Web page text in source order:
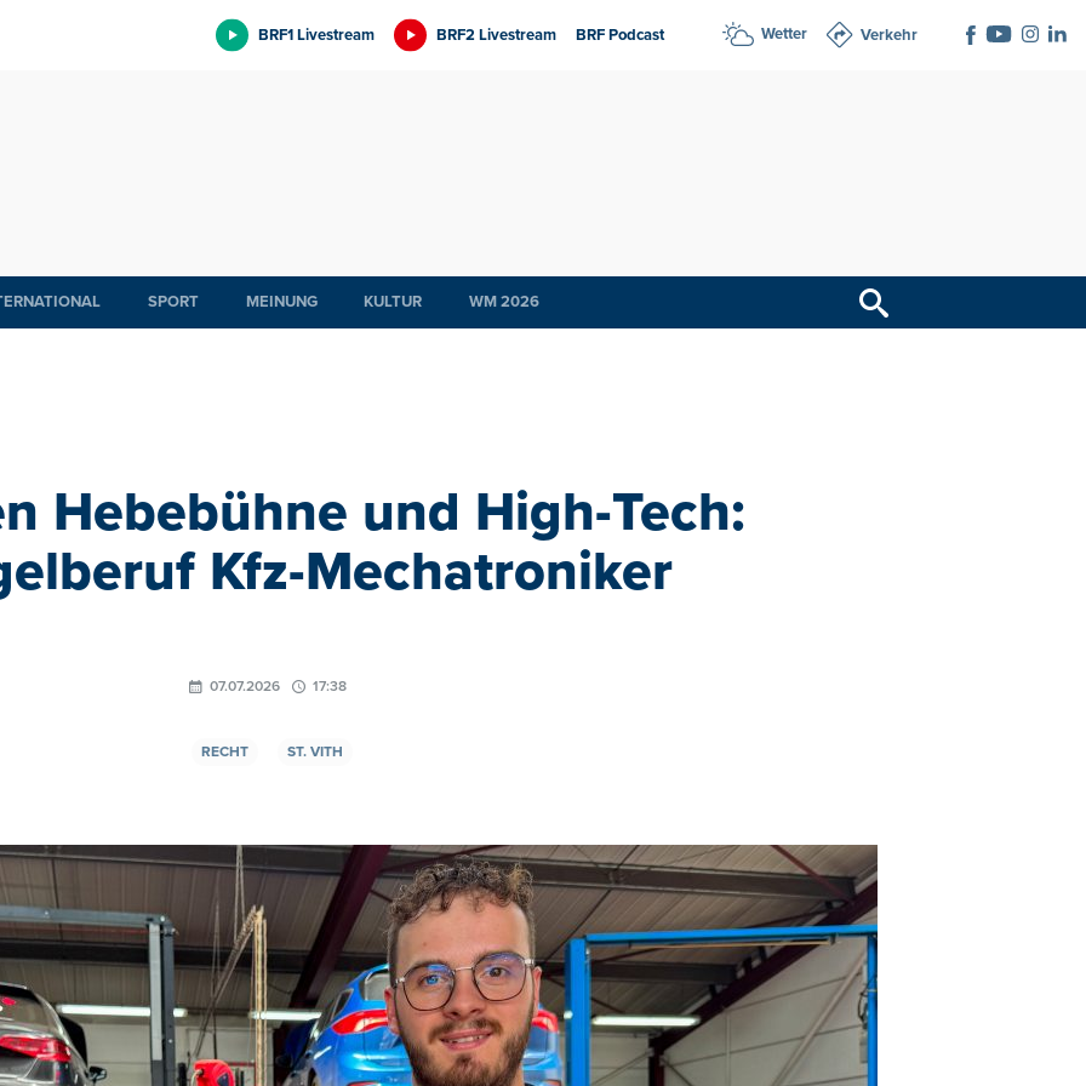
BRF1 Livestream BRF2 Livestream BRF Podcast Wetter Verkehr
SPORT MEINUNG KULTUR WM 2026
Hebebühne und High-Tech:
Kfz-Mechatroniker
07.07.2026 17:38
RECHT ST. VITH